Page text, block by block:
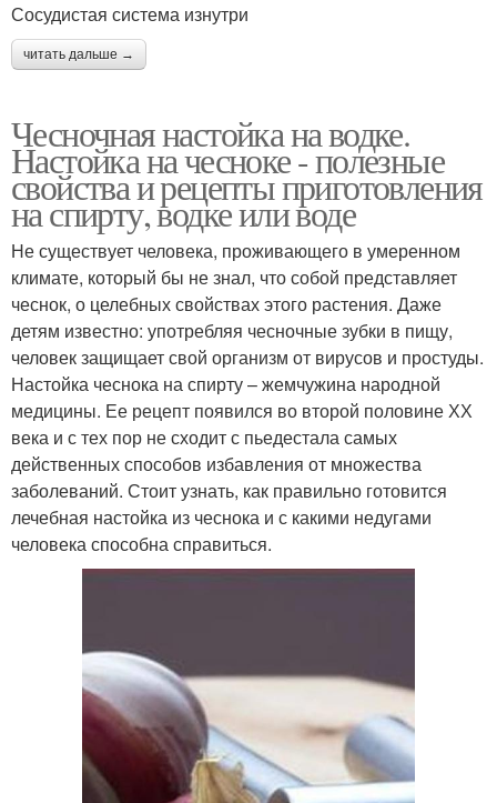
Сосудистая система изнутри
читать дальше →
Чесночная настойка на водке.
Настойка на чесноке - полезные
свойства и рецепты приготовления
на спирту, водке или воде
Не существует человека, проживающего в умеренном
климате, который бы не знал, что собой представляет
чеснок, о целебных свойствах этого растения. Даже
детям известно: употребляя чесночные зубки в пищу,
человек защищает свой организм от вирусов и простуды.
Настойка чеснока на спирту – жемчужина народной
медицины. Ее рецепт появился во второй половине ХХ
века и с тех пор не сходит с пьедестала самых
действенных способов избавления от множества
заболеваний. Стоит узнать, как правильно готовится
лечебная настойка из чеснока и с какими недугами
человека способна справиться.